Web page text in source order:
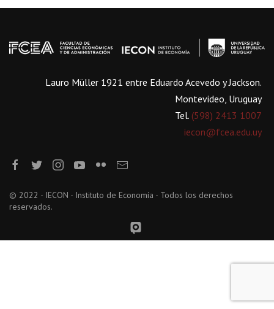
Lauro Müller 1921 entre Eduardo Acevedo y Jackson.
Montevideo, Uruguay
Tel. (598) 2413 1007
iecon@fcea.edu.uy
© 2022 - IECON - Instituto de Economía - Todos los derechos
reservados.